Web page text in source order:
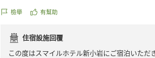
https://review.travel.rakuten.co.jp/hotel/voice/
檢舉 有幫助
住宿設施回覆
この度はスマイルホテル新小岩にご宿泊いただ